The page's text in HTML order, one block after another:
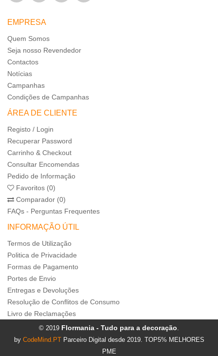
EMPRESA
Quem Somos
Seja nosso Revendedor
Contactos
Notícias
Campanhas
Condições de Campanhas
ÁREA DE CLIENTE
Registo / Login
Recuperar Password
Carrinho & Checkout
Consultar Encomendas
Pedido de Informação
Favoritos (0)
Comparador (0)
FAQs - Perguntas Frequentes
INFORMAÇÃO ÚTIL
Termos de Utilização
Politica de Privacidade
Formas de Pagamento
Portes de Envio
Entregas e Devoluções
Resolução de Conflitos de Consumo
Livro de Reclamações
© 2019 Flormania - Tudo para a decoração.
by CodeMind.PT Parceiro Digital desde 2019. TOP5% MELHORES
PME